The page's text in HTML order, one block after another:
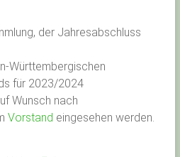
der Jahresabschluss
Württembergischen
für 2023/2024
Wunsch nach
Vorstand eingesehen werden.